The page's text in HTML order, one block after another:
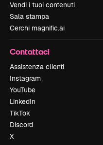
Vendi i tuoi contenuti
Sala stampa
Cerchi magnific.ai
Contattaci
Assistenza clienti
Instagram
YouTube
LinkedIn
TikTok
Discord
X